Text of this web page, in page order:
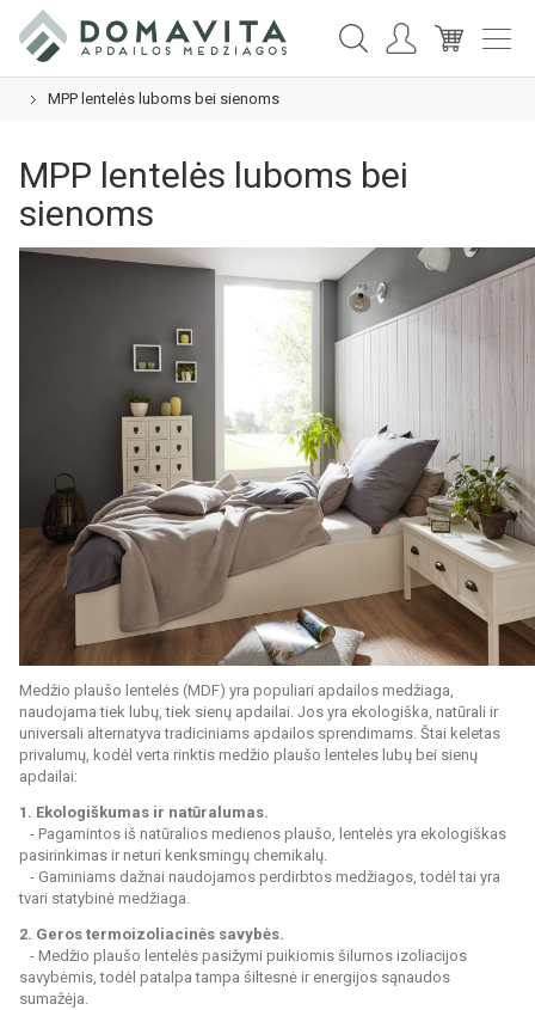
MPP lentelės luboms bei sienoms
MPP lentelės luboms bei
sienoms
Medžio plaušo lentelės (MDF) yra populiari apdailos medžiaga,
naudojama tiek lubų, tiek sienų apdailai. Jos yra ekologiška, natūrali ir
universali alternatyva tradiciniams apdailos sprendimams. Štai keletas
privalumų, kodėl verta rinktis medžio plaušo lenteles lubų bei sienų
apdailai:
1. Ekologiškumas ir natūralumas.
- Pagamintos iš natūralios medienos plaušo, lentelės yra ekologiškas
pasirinkimas ir neturi kenksmingų chemikalų.
- Gaminiams dažnai naudojamos perdirbtos medžiagos, todėl tai yra
tvari statybinė medžiaga.
2. Geros termoizoliacinės savybės.
- Medžio plaušo lentelės pasižymi puikiomis šilumos izoliacijos
savybėmis, todėl patalpa tampa šiltesnė ir energijos sąnaudos
sumažėja.